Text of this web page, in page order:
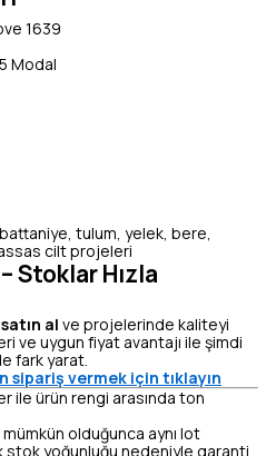
1639
Modal
battaniye, tulum, yelek, bere,
cilt projeleri
Stoklar Hızla
al ve projelerinde kaliteyi
ve uygun fiyat avantajı ile şimdi
fark yarat.
sipariş vermek için tıklayın
ile ürün rengi arasında ton
olduğunca aynı lot
stok yoğunluğu nedeniyle garanti